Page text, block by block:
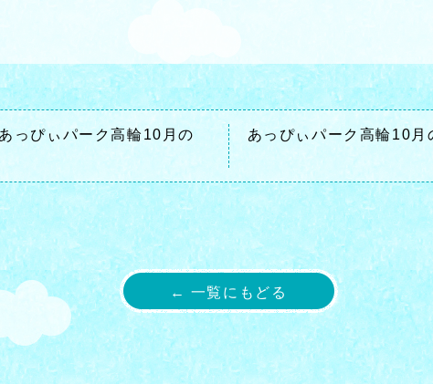
っぴぃパーク高輪10月の
あっぴぃパーク高輪10月
← 一覧にもどる